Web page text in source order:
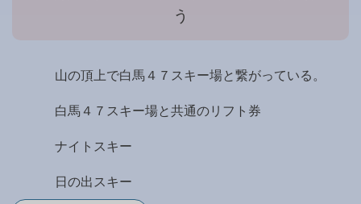
う
山の頂上で白馬４７スキー場と繋がっている。
白馬４７スキー場と共通のリフト券
ナイトスキー
日の出スキー